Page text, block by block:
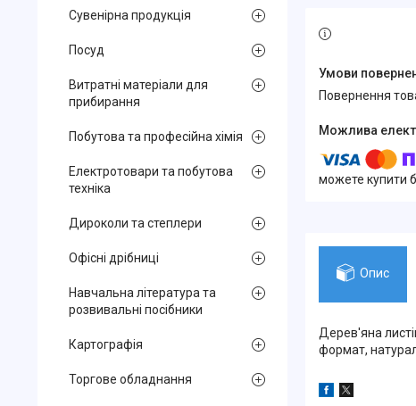
повернення
можете купити
Опис
Дерев'яна
формат,
Сувенірна продукція
Посуд
Витратні матеріали для
прибирання
Побутова та професійна хімія
Електротовари та побутова
техніка
Дироколи та степлери
Офісні дрібниці
Навчальна література та
розвивальні посібники
Картографія
Торгове обладнання